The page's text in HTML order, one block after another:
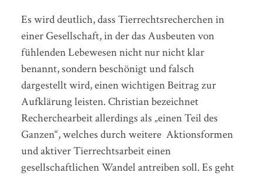
Es wird deutlich, dass Tierrechtsrecherchen in
einer Gesellschaft, in der das Ausbeuten von
fühlenden Lebewesen nicht nur nicht klar
benannt, sondern beschönigt und falsch
dargestellt wird, einen wichtigen Beitrag zur
Aufklärung leisten. Christian bezeichnet
Recherchearbeit allerdings als „einen Teil des
Ganzen“, welches durch weitere Aktionsformen
und aktiver Tierrechtsarbeit einen
gesellschaftlichen Wandel antreiben soll. Es geht